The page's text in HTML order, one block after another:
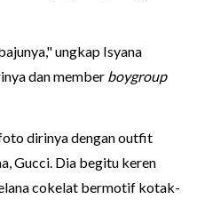
ungkap Isyana
dan member boygroup
dirinya dengan outfit
Gucci. Dia begitu keren
cokelat bermotif kotak-